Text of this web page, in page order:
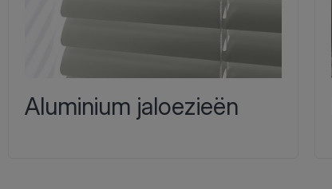
Aluminium jaloezieën